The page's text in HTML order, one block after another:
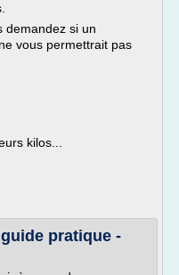
demandez si un
vous permettrait pas
kilos...
pratique -